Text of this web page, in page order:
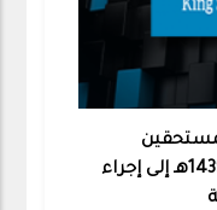
والمستحقات للترقية لعام 1439هـ إلى إجراء